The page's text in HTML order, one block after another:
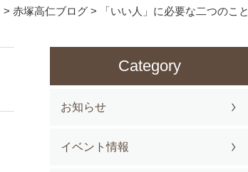
> 赤塚高仁ブログ > 「いい人」に必要な二つのこと
Category
お知らせ
イベント情報